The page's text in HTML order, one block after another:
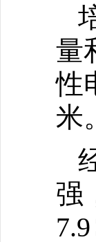
量
性
米
强